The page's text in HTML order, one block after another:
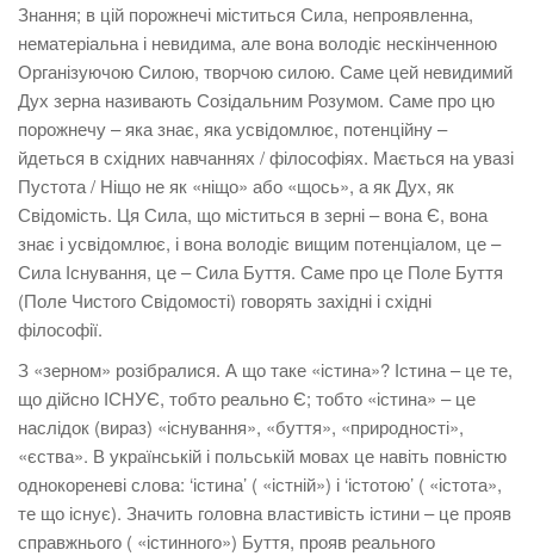
Знання; в цій порожнечі міститься Сила, непроявленна,
нематеріальна і невидима, але вона володіє нескінченною
Організуючою Силою, творчою силою. Саме цей невидимий
Дух зерна називають Созідальним Розумом. Саме про цю
порожнечу – яка знає, яка усвідомлює, потенційну –
йдеться в східних навчаннях / філософіях. Мається на увазі
Пустота / Ніщо не як «ніщо» або «щось», а як Дух, як
Свідомість. Ця Сила, що міститься в зерні – вона Є, вона
знає і усвідомлює, і вона володіє вищим потенціалом, це –
Сила Існування, це – Сила Буття. Саме про це Поле Буття
(Поле Чистого Свідомості) говорять західні і східні
філософії.
З «зерном» розібралися. А що таке «істина»? Істина – це те,
що дійсно ІСНУЄ, тобто реально Є; тобто «істина» – це
наслідок (вираз) «існування», «буття», «природності»,
«єства». В українській і польській мовах це навіть повністю
однокореневі слова: ‘істина’ ( «істній») і ‘істотою’ ( «істота»,
те що існує). Значить головна властивість істини – це прояв
справжнього ( «істинного») Буття, прояв реального